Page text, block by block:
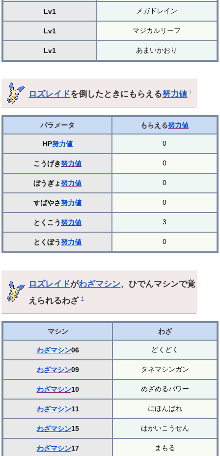
Lv1 メガドレイン
Lv1 マジカルリーフ
Lv1 あまいかおり
ロズレイドを倒したときにもらえる努力値 †
パラメータ もらえる努力値
HP努力値 0
こうげき努力値 0
ぼうぎょ努力値 0
すばやさ努力値 0
とくこう努力値 3
とくぼう努力値 0
ロズレイドがわざマシン、ひでんマシンで覚
えられるわざ†
マシン わざ
わざマシン06 どくどく
わざマシン09 タネマシンガン
わざマシン10 めざめるパワー
わざマシン11 にほんばれ
わざマシン15 はかいこうせん
わざマシン17 まもる